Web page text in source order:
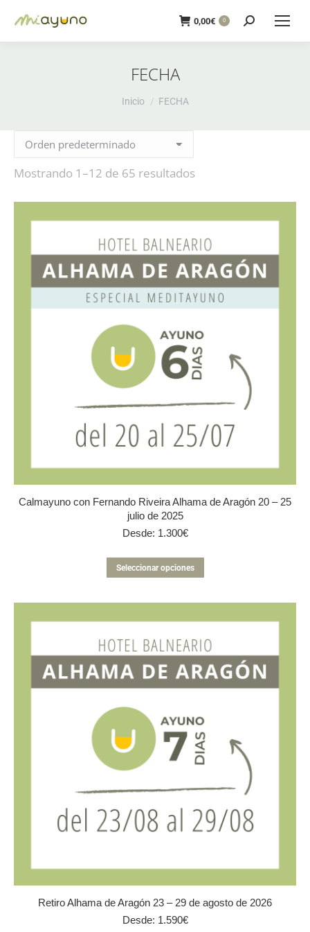
0,00€ 0 Buscar:
FECHA
Estás aquí:
Inicio FECHA
Mostrando 1–12 de 65 resultados
Calmayuno con Fernando Riveira Alhama de Aragón 20 – 25
julio de 2025
Desde: 1.300€
Seleccionar opciones
producto
múltiples
variantes.
opciones
pueden
elegir
la
página
de
producto
Retiro Alhama de Aragón 23 – 29 de agosto de 2026
Desde: 1.590€